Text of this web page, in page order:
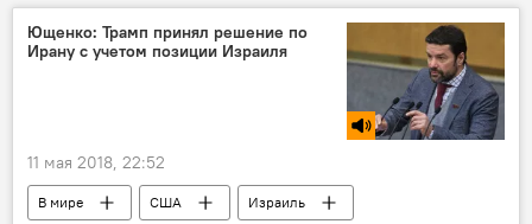
Правительство Пашиняна: назначения и отставки
правительство
Ющенко: Трамп принял решение по
Ирану с учетом позиции Израиля
11 мая 2018, 22:52
В мире США
Израиль